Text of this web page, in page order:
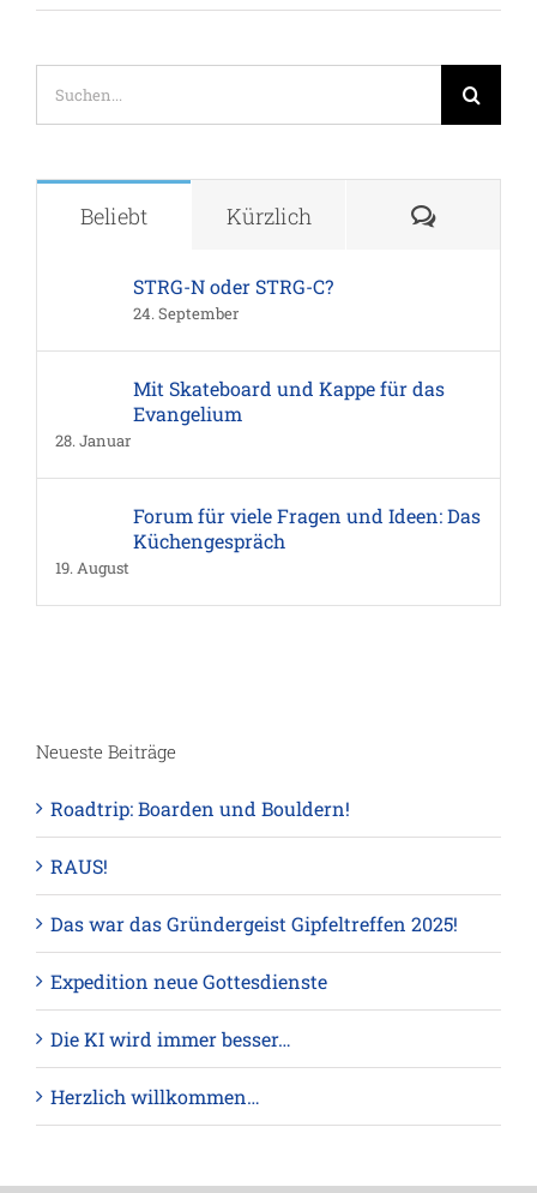
Beliebt Kürzlich
STRG-N oder STRG-C?
24. September
Mit Skateboard und Kappe für das
Evangelium
28. Januar
Forum für viele Fragen und Ideen: Das
Küchengespräch
19. August
Neueste Beiträge
Roadtrip: Boarden und Bouldern!
RAUS!
Das war das Gründergeist Gipfeltreffen 2025!
Expedition neue Gottesdienste
Die KI wird immer besser…
Herzlich willkommen…